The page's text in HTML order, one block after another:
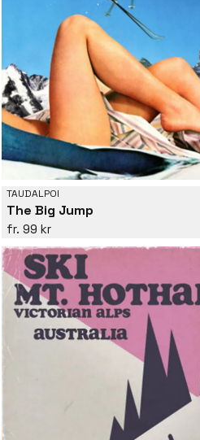
TAUDALPOI
The Big Jump
99 kr